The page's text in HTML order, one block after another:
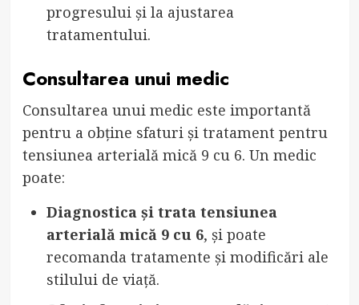
progresului și la ajustarea
tratamentului.
Consultarea unui medic
Consultarea unui medic este importantă
pentru a obține sfaturi și tratament pentru
tensiunea arterială mică 9 cu 6. Un medic
poate:
Diagnostica și trata tensiunea
arterială mică 9 cu 6, și poate
recomanda tratamente și modificări ale
stilului de viață.